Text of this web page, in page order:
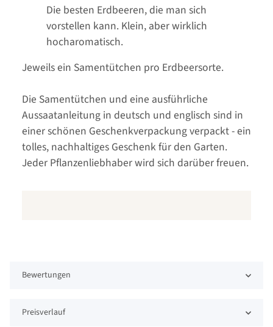
Die besten Erdbeeren, die man sich
vorstellen kann. Klein, aber wirklich
hocharomatisch.
Jeweils ein Samentütchen pro Erdbeersorte.
Die Samentütchen und eine ausführliche
Aussaatanleitung in deutsch und englisch sind in
einer schönen Geschenkverpackung verpackt - ein
tolles, nachhaltiges Geschenk für den Garten.
Jeder Pflanzenliebhaber wird sich darüber freuen.
Bewertungen
Preisverlauf